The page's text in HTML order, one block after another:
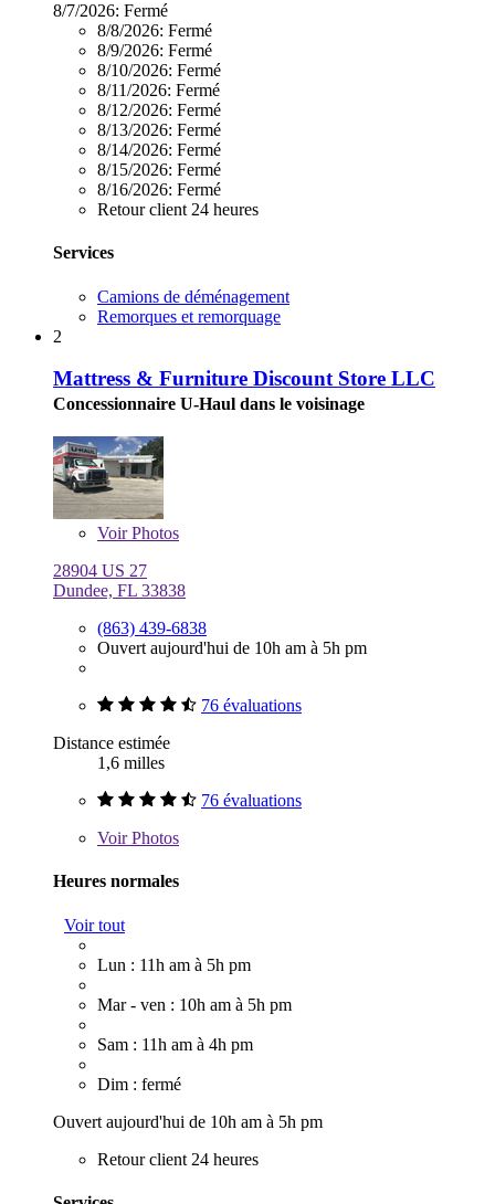
8/7/2026: Fermé
8/8/2026: Fermé
8/9/2026: Fermé
8/10/2026: Fermé
8/11/2026: Fermé
8/12/2026: Fermé
8/13/2026: Fermé
8/14/2026: Fermé
8/15/2026: Fermé
8/16/2026: Fermé
Retour client 24 heures
Services
Camions de déménagement
Remorques et remorquage
2
Mattress & Furniture Discount Store LLC
Concessionnaire U-Haul dans le voisinage
VoirPhotos
28904 US 27
Dundee, FL 33838
(863) 439-6838
Ouvert aujourd'hui de 10h am à 5h pm
76 évaluations
Distance estimée
1,6 milles
76 évaluations
VoirPhotos
Heures normales
Voir tout
Lun : 11h am à 5h pm
Mar - ven : 10h am à 5h pm
Sam : 11h am à 4h pm
Dim : fermé
Ouvert aujourd'hui de 10h am à 5h pm
Retour client 24 heures